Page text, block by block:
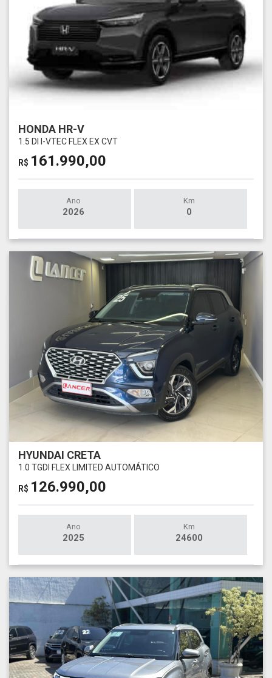
HONDA HR-V
1.5 DI I-VTEC FLEX EX CVT
R$ 161.990,00
Ano
2026
Km
0
HYUNDAI CRETA
1.0 TGDI FLEX LIMITED AUTOMÁTICO
R$ 126.990,00
Ano
2025
Km
24600